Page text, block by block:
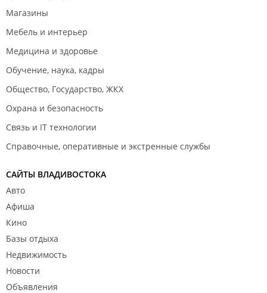
Магазины
Мебель и интерьер
Медицина и здоровье
Обучение, наука, кадры
Общество, Государство, ЖКХ
Охрана и безопасность
Связь и IT технологии
Справочные, оперативные и экстренные службы
САЙТЫ ВЛАДИВОСТОКА
Авто
Афиша
Кино
Базы отдыха
Недвижимость
Новости
Объявления